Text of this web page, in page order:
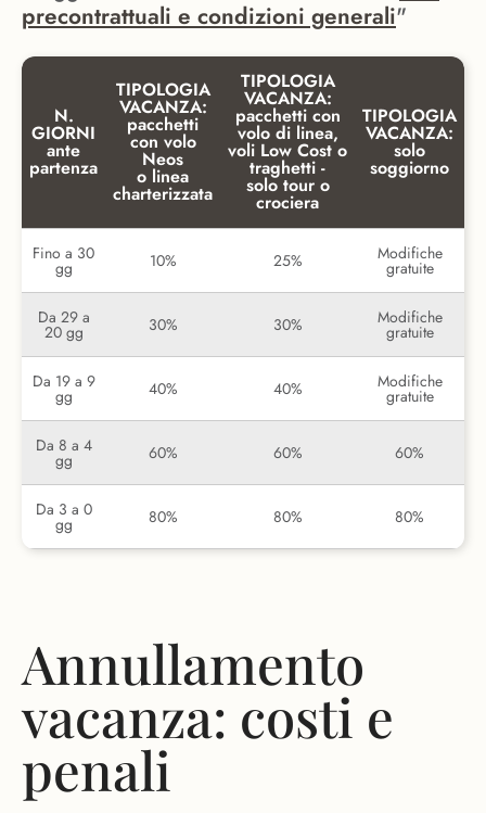
precontrattuali e condizioni generali"
N.
GIORNI
ante
partenza
TIPOLOGIA
VACANZA:
pacchetti
con volo
Neos
o linea
charterizzata
TIPOLOGIA
VACANZA:
pacchetti con
volo di linea,
voli Low Cost o
traghetti -
solo tour o
crociera
TIPOLOGIA
VACANZA:
solo
soggiorno
Fino a 30
gg 10% 25% Modifiche
gratuite
Da 29 a
20 gg 30% 30% Modifiche
gratuite
Da 19 a 9
gg 40% 40% Modifiche
gratuite
Da 8 a 4
gg 60% 60% 60%
Da 3 a 0
gg 80% 80% 80%
Annullamento
vacanza: costi e
penali